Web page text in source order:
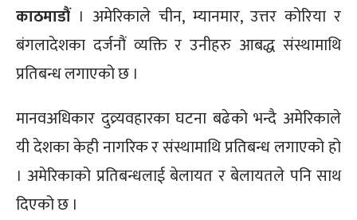
काठमाडौं। अमेरिकाले चीन, म्यानमार, उत्तर कोरिया र
बंगलादेशका दर्जनौं व्यक्ति र उनीहरु आबद्ध संस्थामाथि
प्रतिबन्ध लगाएको छ ।
मानवअधिकार दुव्र्यवहारका घटना बढेको भन्दै अमेरिकाले
यी देशका केही नागरिक र संस्थामाथि प्रतिबन्ध लगाएको हो
। अमेरिकाको प्रतिबन्धलाई बेलायत र बेलायतले पनि साथ
दिएको छ ।